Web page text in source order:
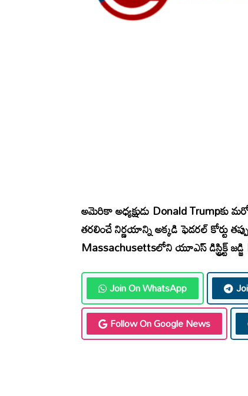
అమెరికా అధ్యక్షుడు Donald Trumpకు
తరలించే నిర్ణయాన్ని అక్కడి ఫెడరల్‌ కోర్టు
Massachusettsలోని యూఎస్‌ డిస్ట్రిక్ట్‌ జడ్జి
Join On WhatsApp
Follow On Google News